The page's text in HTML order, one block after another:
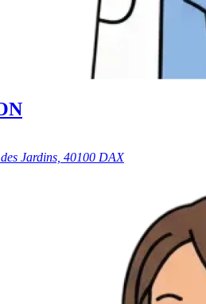
Jardins, 40100 DAX